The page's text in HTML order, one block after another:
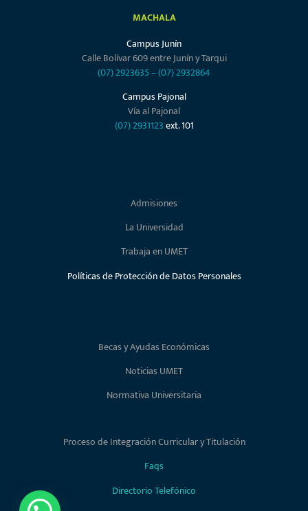
MACHALA
Campus Junín
Calle Bolívar 609 entre Junín y Tarqui
(07) 2923635–(07) 2932864
Campus Pajonal
Vía al Pajonal
(07) 2931123ext. 101
Admisiones
La Universidad
Trabaja en UMET
Políticas de Protección de Datos Personales
Becas y Ayudas Económicas
Noticias UMET
Normativa Universitaria
Proceso de Integración Curricular y Titulación
Faqs
Directorio Telefónico